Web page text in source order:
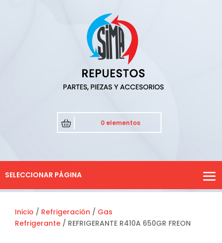
0 elementos
SELECCIONAR PÁGINA
Inicio / Refrigeración / Gas
Refrigerante / REFRIGERANTE R410A 650GR FREON